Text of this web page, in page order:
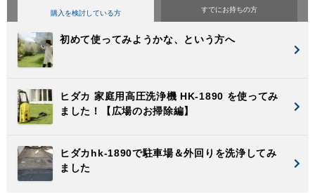
購入を検討している方 すでにお持ちの方
初めて使ってみようかな、という方へ
ヒダカ 家庭用高圧洗浄機 HK-1890 を使ってみ
ました！【広場のお掃除編】
ヒダカhk-1890で駐車場＆外回りを洗浄してみ
ました